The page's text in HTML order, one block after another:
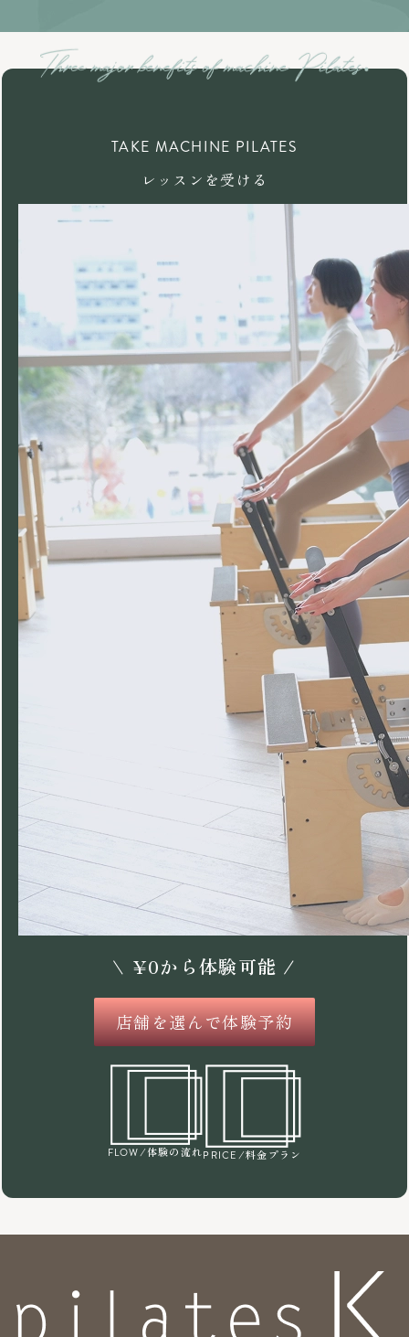
TAKE MACHINE PILATES
レッスンを受ける
\ ¥0から体験可能 /
店舗を選んで体験予約
FLOW /体験の流れPRICE /料金プラン